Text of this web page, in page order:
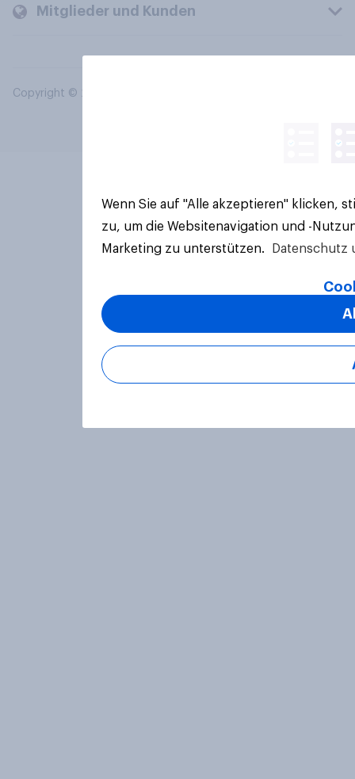
Mitglieder und Kunden
Copyright © 2026 YouGov PLC. Alle Rechte vorbehalten.
Wenn Sie auf "Alle akzeptieren" klicken,
zu, um die Websitenavigation und -
Marketing zu unterstützen.
Datenschutz